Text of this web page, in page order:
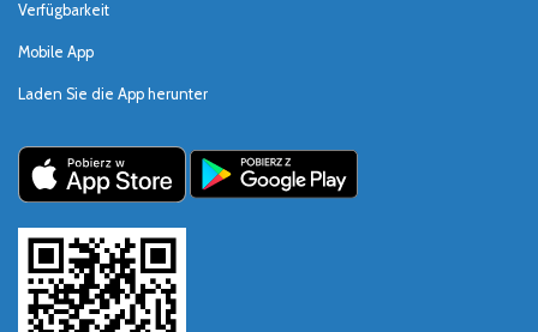
Verfügbarkeit
Mobile App
Laden Sie die App herunter